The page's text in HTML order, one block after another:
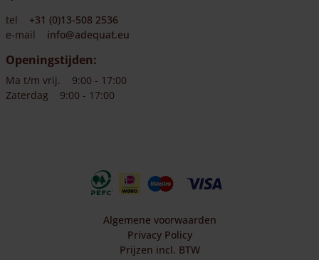
tel
+31 (0)13-508 2536
e-mail
info@adequat.eu
Openingstijden:
Ma t/m vrij.
9:00 - 17:00
Zaterdag
9:00 - 17:00
Algemene voorwaarden
Privacy Policy
Prijzen incl. BTW